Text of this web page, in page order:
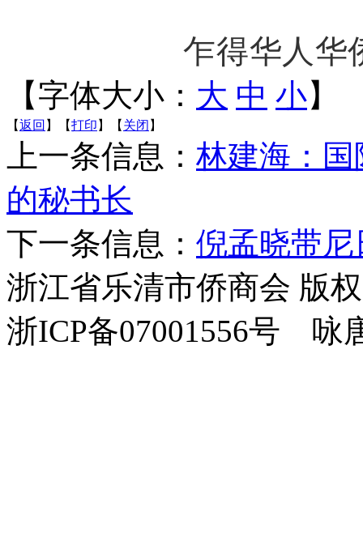
乍得华人华
【字体大小： 大 中 小】
【返回 】【打印 】【 关闭 】
上一条信息： 林建海：
的秘书长
下一条信息： 倪孟晓带尼
浙江省乐清市侨商会 版
浙ICP备07001556号 咏